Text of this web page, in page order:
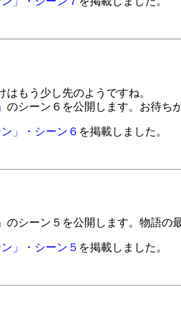
もう少し先のようですね。
のシーン６を公開します。お待ち
」・シーン６ を掲載しました。
のシーン５を公開します。物語の
」・シーン５ を掲載しました。